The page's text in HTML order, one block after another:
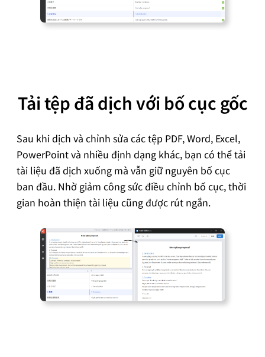
Tải tệp đã dịch với bố cục gốc
Sau khi dịch và chỉnh sửa các tệp PDF, Word, Excel,
PowerPoint và nhiều định dạng khác, bạn có thể tải
tài liệu đã dịch xuống mà vẫn giữ nguyên bố cục
ban đầu. Nhờ giảm công sức điều chỉnh bố cục, thời
gian hoàn thiện tài liệu cũng được rút ngắn.